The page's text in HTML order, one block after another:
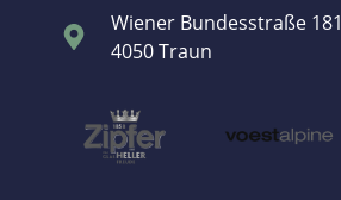
Wiener Bundesstraße 181
4050 Traun